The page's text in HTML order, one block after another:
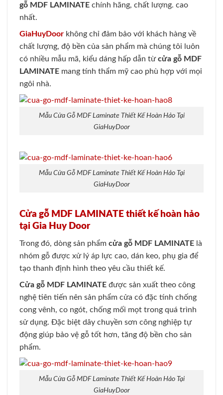
gỗ MDF LAMINATE chính hãng, chất lượng. cao
nhất.
GiaHuyDoor không chỉ đảm bảo với khách hàng về
chất lượng, độ bền của sản phẩm mà chúng tôi luôn
có nhiều mẫu mã, kiểu dáng hấp dẫn từcửa gỗ MDF
LAMINATE mang tính thẩm mỹ cao phù hợp với mọi
ngôi nhà.
Mẫu Cửa Gỗ MDF Laminate Thiết Kế Hoàn Hảo Tại
GiaHuyDoor
Mẫu Cửa Gỗ MDF Laminate Thiết Kế Hoàn Hảo Tại
GiaHuyDoor
Cửa gỗ MDF LAMINATE thiết kế hoàn hảo
tại Gia Huy Door
Trong đó, dòng sản phẩm cửa gỗ MDF LAMINATE là
nhóm gỗ được xử lý áp lực cao, dán keo, phụ gia để
tạo thanh định hình theo yêu cầu thiết kế.
Cửa gỗ MDF LAMINATE được sản xuất theo công
nghệ tiên tiến nên sản phẩm cửa có đặc tính chống
cong vênh, co ngót, chống mối mọt trong quá trình
sử dụng. Đặc biệt dây chuyền sơn công nghiệp tự
động giúp bảo vệ gỗ tốt hơn, tăng độ bền cho sản
phẩm.
Mẫu Cửa Gỗ MDF Laminate Thiết Kế Hoàn Hảo Tại
GiaHuyDoor